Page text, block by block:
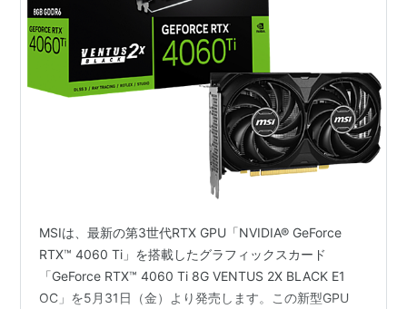
MSIは、最新の第3世代RTX GPU「NVIDIA® GeForce
RTX™ 4060 Ti」を搭載したグラフィックスカード
「GeForce RTX™ 4060 Ti 8G VENTUS 2X BLACK E1
OC」を5月31日（金）より発売します。この新型GPU